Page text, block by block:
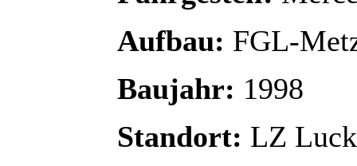
Aufbau: FGL-
Baujahr: 1998
Standort: LZ